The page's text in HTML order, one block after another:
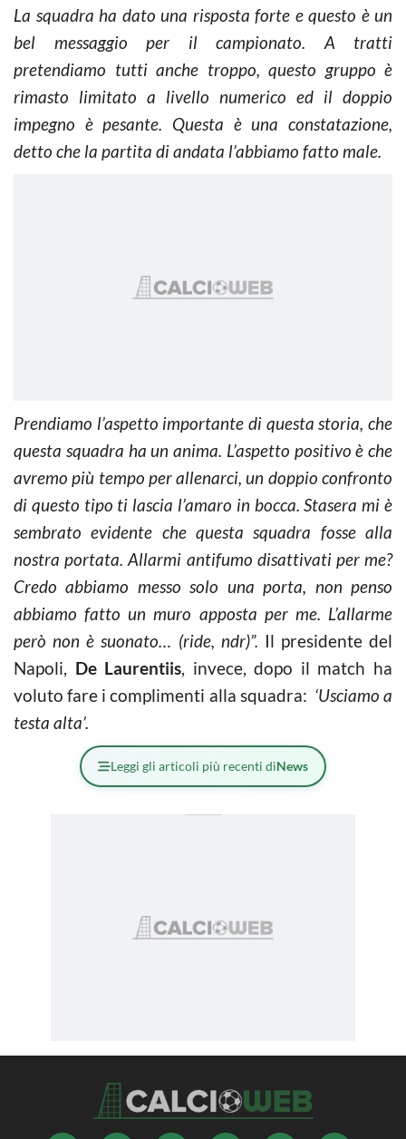
La squadra ha dato una risposta forte e questo è un
bel messaggio per il campionato. A tratti
pretendiamo tutti anche troppo, questo gruppo è
rimasto limitato a livello numerico ed il doppio
impegno è pesante. Questa è una constatazione,
detto che la partita di andata l’abbiamo fatto male.
Prendiamo l’aspetto importante di questa storia, che
questa squadra ha un anima. L’aspetto positivo è che
avremo più tempo per allenarci, un doppio confronto
di questo tipo ti lascia l’amaro in bocca. Stasera mi è
sembrato evidente che questa squadra fosse alla
nostra portata. Allarmi antifumo disattivati per me?
Credo abbiamo messo solo una porta, non penso
abbiamo fatto un muro apposta per me. L’allarme
però non è suonato… (ride, ndr)”. Il presidente del
Napoli, De Laurentiis, invece, dopo il match ha
voluto fare i complimenti alla squadra: ‘Usciamo a
testa alta’.
Leggi gli articoli più recenti diNews